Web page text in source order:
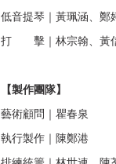
低音提琴｜黃珮涵、鄭
打 擊｜林宗翰、黃信
【製作團隊】
藝術顧問｜瞿春泉
執行製作｜陳鄭港